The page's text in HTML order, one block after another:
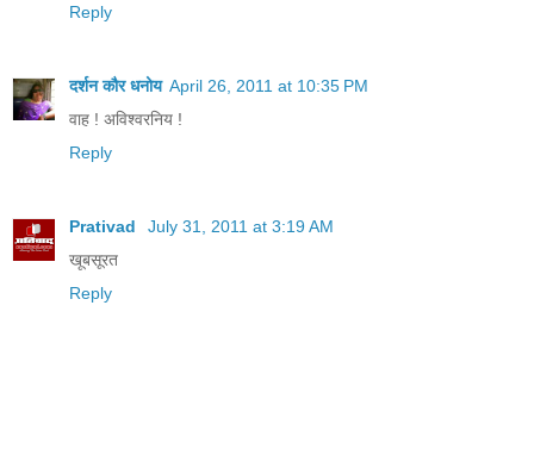
Reply
दर्शन कौर धनोय April 26, 2011 at 10:35 PM
वाह ! अविश्वरनिय !
Reply
Prativad
July 31, 2011 at 3:19 AM
खूबसूरत
Reply